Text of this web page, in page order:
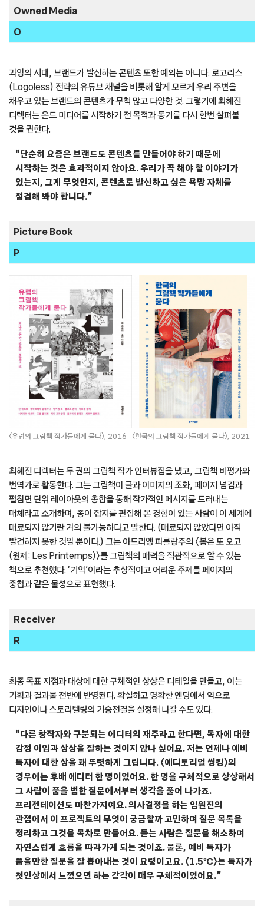
Owned Media
O
과잉의 시대, 브랜드가 발신하는 콘텐츠 또한 예외는 아니다. 로고리스
(Logoless) 전략의 유튜브 채널을 비롯해 알게 모르게 우리 주변을
채우고 있는 브랜드의 콘텐츠가 무척 많고 다양한 것. 그렇기에 최혜진
디렉터는 온드 미디어를 시작하기 전 목적과 동기를 다시 한번 살펴볼
것을 권한다.
“단순히 요즘은 브랜드도 콘텐츠를 만들어야 하기 때문에
시작하는 것은 효과적이지 않아요. 우리가 꼭 해야 할 이야기가
있는지, 그게 무엇인지, 콘텐츠로 발신하고 싶은 욕망 자체를
점검해 봐야 합니다.”
Picture Book
P
〈유럽의 그림책 작가들에게 묻다〉, 2016 〈한국의 그림책 작가들에게 묻다〉, 2021
최혜진 디렉터는 두 권의 그림책 작가 인터뷰집을 냈고, 그림책 비평가와
번역가로 활동한다. 그는 그림책이 글과 이미지의 조화, 페이지 넘김과
펼침면 단위 레이아웃의 총합을 통해 작가적인 메시지를 드러내는
매체라고 소개하며, 종이 잡지를 편집해 본 경험이 있는 사람이 이 세계에
매료되지 않기란 거의 불가능하다고 말한다. (매료되지 않았다면 아직
발견하지 못한 것일 뿐이다.) 그는 아드리앵 파를랑주의 〈봄은 또 오고
(원제: Les Printemps)〉를 그림책의 매력을 직관적으로 알 수 있는
책으로 추천했다. ‘기억’이라는 추상적이고 어려운 주제를 페이지의
중첩과 같은 물성으로 표현했다.
Receiver
R
최종 목표 지점과 대상에 대한 구체적인 상상은 디테일을 만들고, 이는
기획과 결과물 전반에 반영된다. 확실하고 명확한 엔딩에서 역으로
디자인이나 스토리텔링의 기승전결을 설정해 나갈 수도 있다.
“다른 창작자와 구분되는 에디터의 재주라고 한다면, 독자에 대한
감정 이입과 상상을 잘하는 것이지 않나 싶어요. 저는 언제나 예비
독자에 대한 상을 꽤 뚜렷하게 그립니다. 〈에디토리얼 씽킹〉의
경우에는 후배 에디터 한 명이었어요. 한 명을 구체적으로 상상해서
그 사람이 품을 법한 질문에서부터 생각을 풀어 나가죠.
프리젠테이션도 마찬가지예요. 의사결정을 하는 임원진의
관점에서 이 프로젝트의 무엇이 궁금할까 고민하며 질문 목록을
정리하고 그것을 목차로 만들어요. 듣는 사람은 질문을 해소하며
자연스럽게 흐름을 따라가게 되는 것이죠. 물론, 예비 독자가
품을만한 질문을 잘 뽑아내는 것이 요령이고요. 〈1.5℃〉는 독자가
첫인상에서 느꼈으면 하는 감각이 매우 구체적이었어요.”